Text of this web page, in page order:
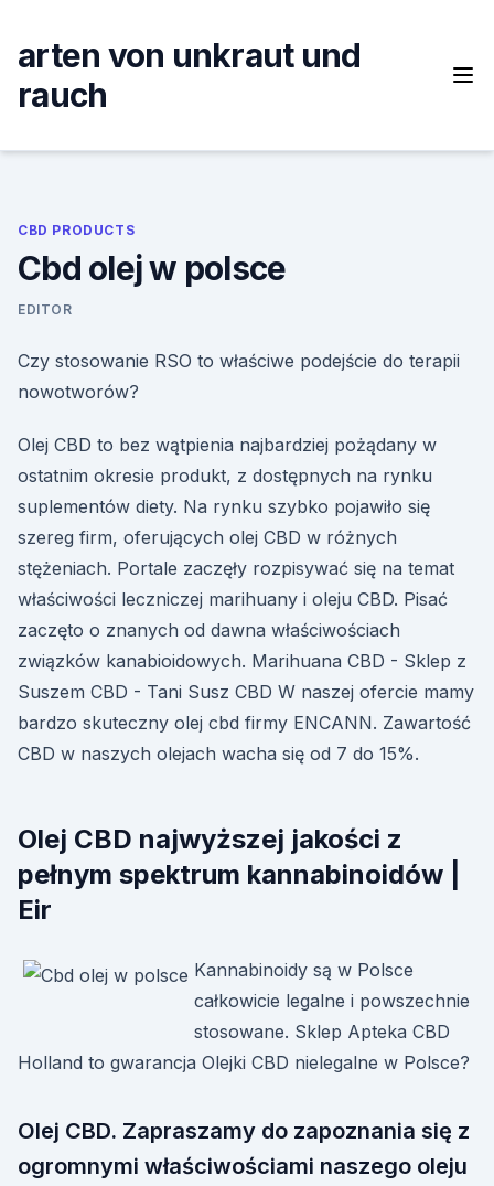
content
arten von unkraut und
rauch
CBD PRODUCTS
Cbd olej w polsce
EDITOR
Czy stosowanie RSO to właściwe podejście do terapii
nowotworów?
Olej CBD to bez wątpienia najbardziej pożądany w
ostatnim okresie produkt, z dostępnych na rynku
suplementów diety. Na rynku szybko pojawiło się
szereg firm, oferujących olej CBD w różnych
stężeniach. Portale zaczęły rozpisywać się na temat
właściwości leczniczej marihuany i oleju CBD. Pisać
zaczęto o znanych od dawna właściwościach
związków kanabioidowych. Marihuana CBD - Sklep z
Suszem CBD - Tani Susz CBD W naszej ofercie mamy
bardzo skuteczny olej cbd firmy ENCANN. Zawartość
CBD w naszych olejach wacha się od 7 do 15%.
Olej CBD najwyższej jakości z
pełnym spektrum kannabinoidów |
Eir
Kannabinoidy są w Polsce
całkowicie legalne i powszechnie
stosowane. Sklep Apteka CBD
Holland to gwarancja Olejki CBD nielegalne w Polsce?
Olej CBD. Zapraszamy do zapoznania się z
ogromnymi właściwościami naszego oleju